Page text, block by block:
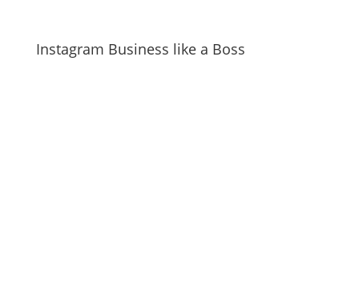
Instagram Business like a Boss